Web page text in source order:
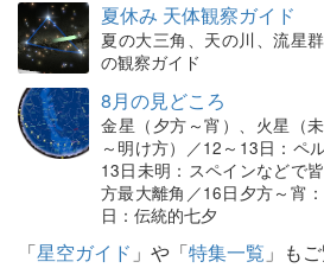
夏休み 天体観察ガイド
夏の大三角、天の川、流星
の観察ガイド
8月の見どころ
金星（夕方～宵）、火星（
～明け方）／12～13日：ペ
13日未明：スペインなどで
方最大離角／16日夕方～宵
日：伝統的七夕
「星空ガイド 」や「特集一覧 」も